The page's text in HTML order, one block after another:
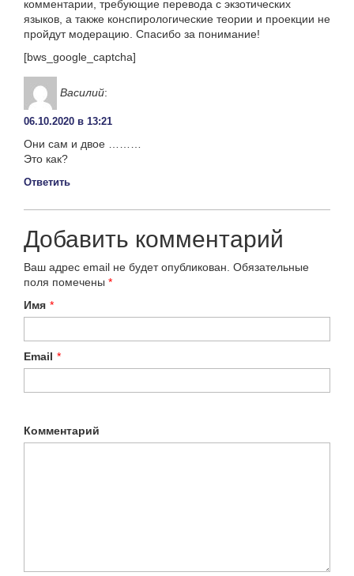
комментарии, требующие перевода с экзотических
языков, а также конспирологические теории и проекции не
пройдут модерацию. Спасибо за понимание!
[bws_google_captcha]
Василий:
06.10.2020 в 13:21
Они сам и двое ………
Это как?
Ответить
Добавить комментарий
Ваш адрес email не будет опубликован. Обязательные
поля помечены *
Имя *
Email *
Комментарий